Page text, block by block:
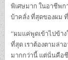
พิเศษมาก ในอาชีพ
บ้าคลั่ง ที่สุดของผม
“ผมแค่พูดเข้าไปข้า
ที่สุด เราต้องตามล่า
มากกว่านี้ แต่นั่นคือ